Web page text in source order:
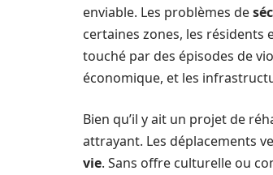
enviable. Les problèmes de
certaines zones, les
touché par des épisodes de
économique, et les
Bien qu’il y ait un projet de
attrayant. Les déplacements
vie. Sans offre culturelle ou